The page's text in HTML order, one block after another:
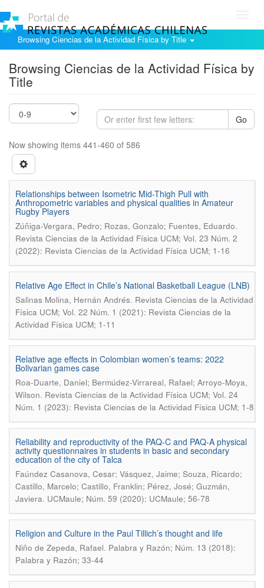
Browsing Ciencias de la Actividad Física by Title
Browsing Ciencias de la Actividad Física by
Title
Go
Now showing items 441-460 of 586
Relationships between Isometric Mid-Thigh Pull with
Anthropometric variables and physical qualities in Amateur
Rugby Players
Zúñiga-Vergara, Pedro; Rozas, Gonzalo; Fuentes, Eduardo.
Revista Ciencias de la Actividad Física UCM; Vol. 23 Núm. 2
(2022): Revista Ciencias de la Actividad Física UCM; 1-16
Relative Age Effect in Chile’s National Basketball League (LNB)
Salinas Molina, Hernán Andrés. Revista Ciencias de la Actividad
Física UCM; Vol. 22 Núm. 1 (2021): Revista Ciencias de la
Actividad Física UCM; 1-11
Relative age effects in Colombian women’s teams: 2022
Bolivarian games case
Roa-Duarte, Daniel; Bermúdez-Virrareal, Rafael; Arroyo-Moya,
Wilson. Revista Ciencias de la Actividad Física UCM; Vol. 24
Núm. 1 (2023): Revista Ciencias de la Actividad Física UCM; 1-8
Reliability and reproductivity of the PAQ-C and PAQ-A physical
activity questionnaires in students in basic and secondary
education of the city of Talca
Faúndez Casanova, Cesar; Vásquez, Jaime; Souza, Ricardo;
Castillo, Marcelo; Castillo, Franklin; Pérez, José; Guzmán,
Javiera. UCMaule; Núm. 59 (2020): UCMaule; 56-78
Religion and Culture in the Paul Tillich’s thought and life
Niño de Zepeda, Rafael. Palabra y Razón; Núm. 13 (2018):
Palabra y Razón; 33-44